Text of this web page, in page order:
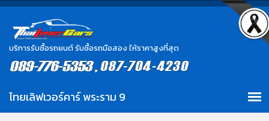
บริการรับซื้อรถยนต์ รับซื้อรถมือสอง ให้ราคาสูงที่สุด